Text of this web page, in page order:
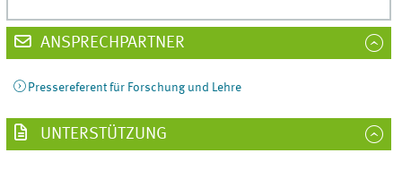
ANSPRECHPARTNER
Pressereferent für Forschung und Lehre
UNTERSTÜTZUNG